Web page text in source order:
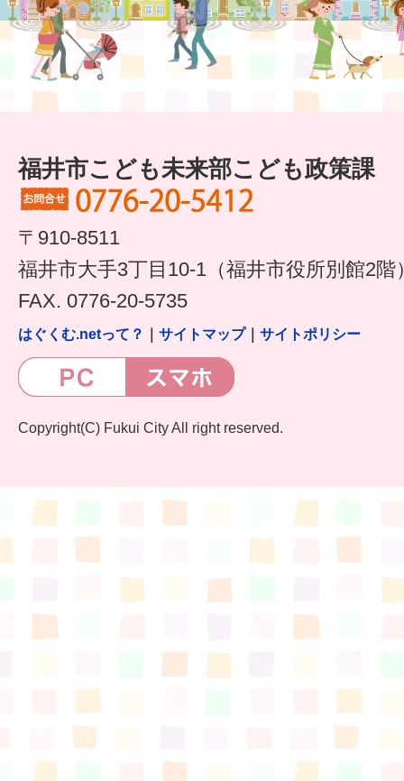
福井市こども未来部こども政策課
〒910-8511
福井市大手3丁目10-1（福井市役所別館2階
FAX. 0776-20-5735
はぐくむ.netって？ サイトマップ｜ サイトポリシー
Copyright(C) Fukui City All right reserved.